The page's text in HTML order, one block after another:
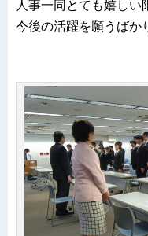
人事一同とても嬉しい
今後の活躍を願うばか